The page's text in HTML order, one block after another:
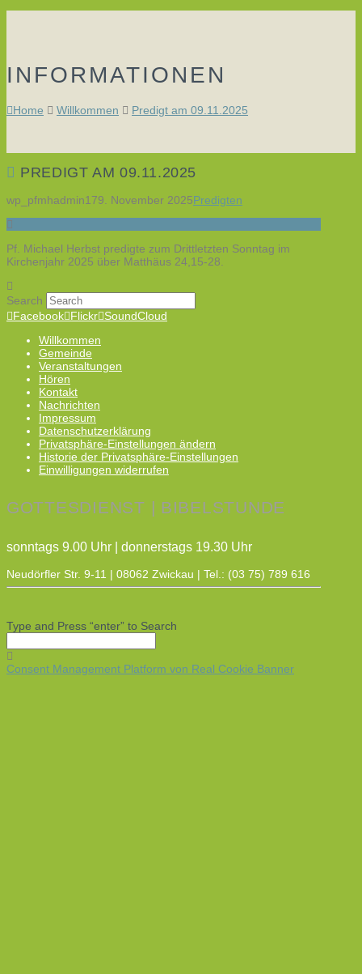
INFORMATIONEN
Home Willkommen Predigt am 09.11.2025
PREDIGT AM 09.11.2025
wp_pfmhadmin179. November 2025Predigten
Pf. Michael Herbst predigte zum Drittletzten Sonntag im
Kirchenjahr 2025 über Matthäus 24,15-28.
Search
Facebook Flickr SoundCloud
Willkommen
Gemeinde
Veranstaltungen
Hören
Kontakt
Nachrichten
Impressum
Datenschutzerklärung
Privatsphäre-Einstellungen ändern
Historie der Privatsphäre-Einstellungen
Einwilligungen widerrufen
GOTTESDIENST | BIBELSTUNDE
sonntags 9.00 Uhr | donnerstags 19.30 Uhr
Neudörfler Str. 9-11 | 08062 Zwickau | Tel.: (03 75) 789 616
Type and Press “enter” to Search
Consent Management Platform von Real Cookie Banner